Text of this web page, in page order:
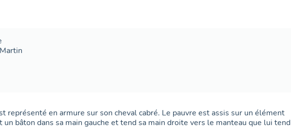
représenté en armure sur son cheval cabré. Le pauvre est assis sur un élément
bâton dans sa main gauche et tend sa main droite vers le manteau que lui tend